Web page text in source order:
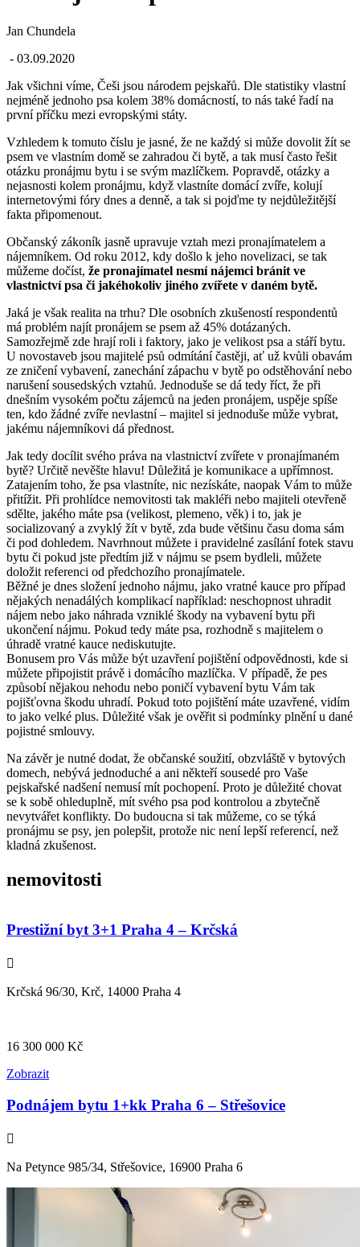
Jan Chundela
- 03.09.2020
Jak všichni víme, Češi jsou národem pejskařů. Dle statistiky vlastní
nejméně jednoho psa kolem 38% domácností, to nás také řadí na
první příčku mezi evropskými státy.
Vzhledem k tomuto číslu je jasné, že ne každý si může dovolit žít se
psem ve vlastním domě se zahradou či bytě, a tak musí často řešit
otázku pronájmu bytu i se svým mazlíčkem. Popravdě, otázky a
nejasnosti kolem pronájmu, když vlastníte domácí zvíře, kolují
internetovými fóry dnes a denně, a tak si pojďme ty nejdůležitější
fakta připomenout.
Občanský zákoník jasně upravuje vztah mezi pronajímatelem a
nájemníkem. Od roku 2012, kdy došlo k jeho novelizaci, se tak
můžeme dočíst, že pronajímatel nesmí nájemci bránit ve
vlastnictví psa či jakéhokoliv jiného zvířete v daném bytě.
Jaká je však realita na trhu? Dle osobních zkušeností respondentů
má problém najít pronájem se psem až 45% dotázaných.
Samozřejmě zde hrají roli i faktory, jako je velikost psa a stáří bytu.
U novostaveb jsou majitelé psů odmítání častěji, ať už kvůli obavám
ze zničení vybavení, zanechání zápachu v bytě po odstěhování nebo
narušení sousedských vztahů. Jednoduše se dá tedy říct, že při
dnešním vysokém počtu zájemců na jeden pronájem, uspěje spíše
ten, kdo žádné zvíře nevlastní – majitel si jednoduše může vybrat,
jakému nájemníkovi dá přednost.
Jak tedy docílit svého práva na vlastnictví zvířete v pronajímaném
bytě? Určitě nevěšte hlavu! Důležitá je komunikace a upřímnost.
Zatajením toho, že psa vlastníte, nic nezískáte, naopak Vám to může
přitížit. Při prohlídce nemovitosti tak makléři nebo majiteli otevřeně
sdělte, jakého máte psa (velikost, plemeno, věk) i to, jak je
socializovaný a zvyklý žít v bytě, zda bude většinu času doma sám
či pod dohledem. Navrhnout můžete i pravidelné zasílání fotek stavu
bytu či pokud jste předtím již v nájmu se psem bydleli, můžete
doložit referenci od předchozího pronajímatele.
Běžné je dnes složení jednoho nájmu, jako vratné kauce pro případ
nějakých nenadálých komplikací například: neschopnost uhradit
nájem nebo jako náhrada vzniklé škody na vybavení bytu při
ukončení nájmu. Pokud tedy máte psa, rozhodně s majitelem o
úhradě vratné kauce nediskutujte.
Bonusem pro Vás může být uzavření pojištění odpovědnosti, kde si
můžete připojistit právě i domácího mazlíčka. V případě, že pes
způsobí nějakou nehodu nebo poničí vybavení bytu Vám tak
pojišťovna škodu uhradí. Pokud toto pojištění máte uzavřené, vidím
to jako velké plus. Důležité však je ověřit si podmínky plnění u dané
pojistné smlouvy.
Na závěr je nutné dodat, že občanské soužití, obzvláště v bytových
domech, nebývá jednoduché a ani někteří sousedé pro Vaše
pejskařské nadšení nemusí mít pochopení. Proto je důležité chovat
se k sobě ohleduplně, mít svého psa pod kontrolou a zbytečně
nevytvářet konflikty. Do budoucna si tak můžeme, co se týká
pronájmu se psy, jen polepšit, protože nic není lepší referencí, než
kladná zkušenost.
nemovitosti
Prestižní byt 3+1 Praha 4 – Krčská
Krčská 96/30, Krč, 14000 Praha 4
16 300 000 Kč
Zobrazit
Podnájem bytu 1+kk Praha 6 – Střešovice
Na Petynce 985/34, Střešovice, 16900 Praha 6